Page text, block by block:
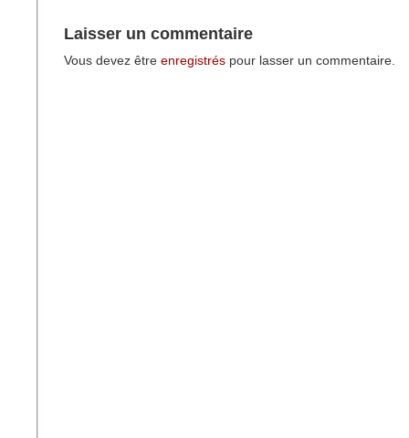
Laisser un commentaire
Vous devez être enregistrés pour lasser un commentaire.